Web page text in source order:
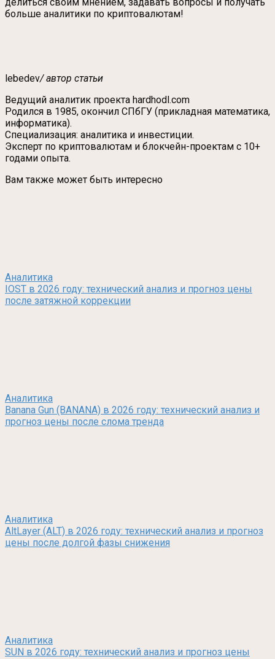
больше аналитики по криптовалютам!
lebedev/ автор статьи
Ведущий аналитик проекта hardhodl.com
Родился в 1985, окончил СПбГУ (прикладная математика,
информатика).
Специализация: аналитика и инвестиции.
Эксперт по криптовалютам и блокчейн-проектам с 10+
годами опыта.
Вам также может быть интересно
Аналитика
IOST в 2026 году: технический анализ и прогноз цены
после затяжной коррекции
Аналитика
Banana Gun (BANANA) в 2026 году: технический анализ и
прогноз цены после слома тренда
Аналитика
AltLayer (ALT) в 2026 году: технический анализ и прогноз
цены после долгой фазы снижения
Аналитика
SUN в 2026 году: технический анализ и прогноз цены